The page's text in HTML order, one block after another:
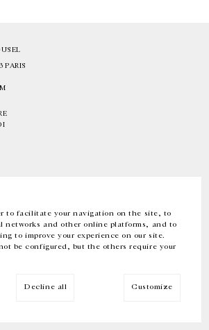
to facilitate your navigation on the site, to
networks and other online platforms, and to
to improve your experience on our site.
be configured, but the others require your
Decline all Customize
PARIS
Instagram